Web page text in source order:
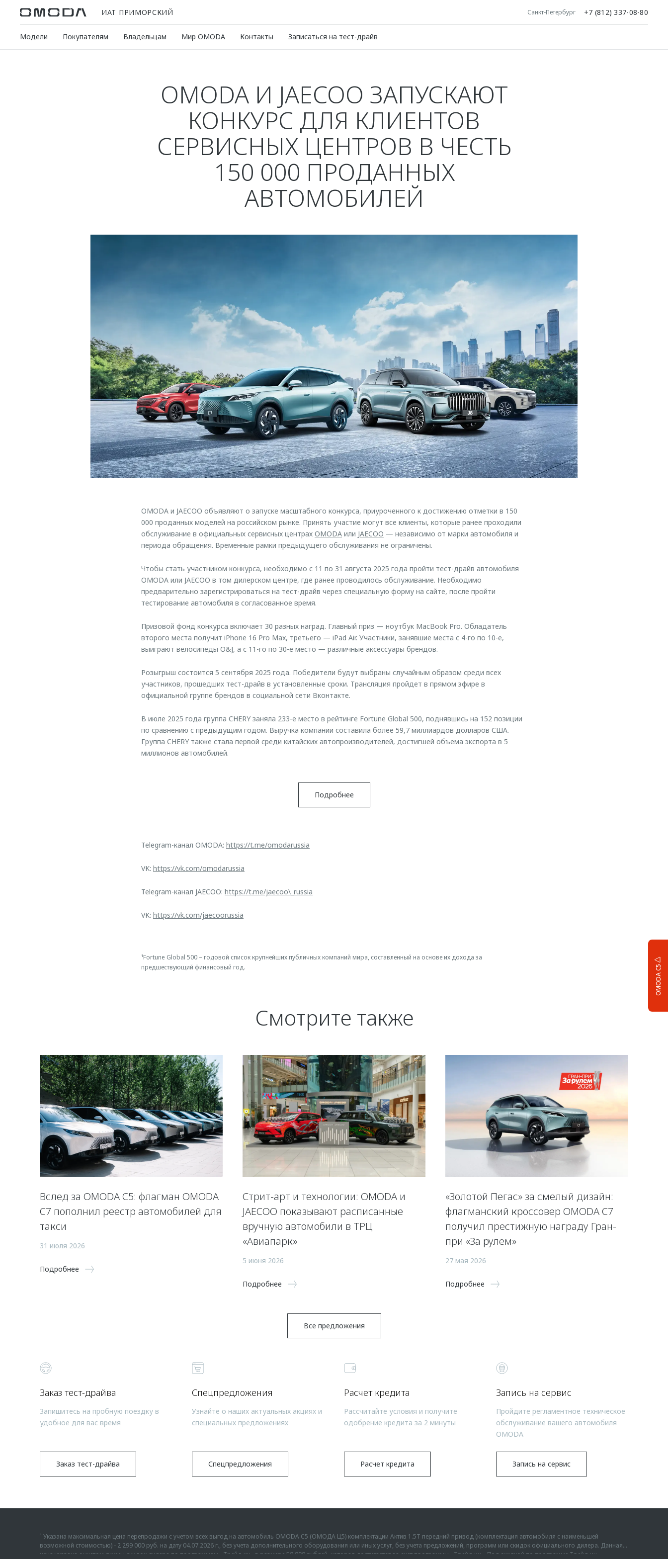
ИАТ ПРИМОРСКИЙ Санкт-Петербург +7 (812) 337-08-80
Модели Покупателям Владельцам Мир OMODA Контакты Записаться на тест-драйв
OMODA C5
OMODA И JAECOO ЗАПУСКАЮТ
КОНКУРС ДЛЯ КЛИЕНТОВ
СЕРВИСНЫХ ЦЕНТРОВ В ЧЕСТЬ
150 000 ПРОДАННЫХ
АВТОМОБИЛЕЙ
OMODA и JAECOO объявляют о запуске масштабного конкурса, приуроченного к достижению отметки в 150
000 проданных моделей на российском рынке. Принять участие могут все клиенты, которые ранее проходили
обслуживание в официальных сервисных центрах OMODA или JAECOO — независимо от марки автомобиля и
периода обращения. Временные рамки предыдущего обслуживания не ограничены.
Чтобы стать участником конкурса, необходимо с 11 по 31 августа 2025 года пройти тест-драйв автомобиля
OMODA или JAECOO в том дилерском центре, где ранее проводилось обслуживание. Необходимо
предварительно зарегистрироваться на тест-драйв через специальную форму на сайте, после пройти
тестирование автомобиля в согласованное время.
Призовой фонд конкурса включает 30 разных наград. Главный приз — ноутбук MacBook Pro. Обладатель
второго места получит iPhone 16 Pro Max, третьего — iPad Air. Участники, занявшие места с 4-го по 10-е,
выиграют велосипеды O&J, а с 11-го по 30-е место — различные аксессуары брендов.
Розыгрыш состоится 5 сентября 2025 года. Победители будут выбраны случайным образом среди всех
участников, прошедших тест-драйв в установленные сроки. Трансляция пройдет в прямом эфире в
официальной группе брендов в социальной сети Вконтакте.
В июле 2025 года группа CHERY заняла 233-е место в рейтинге Fortune Global 500, поднявшись на 152 позиции
по сравнению с предыдущим годом. Выручка компании составила более 59,7 миллиардов долларов США.
Группа CHERY также стала первой среди китайских автопроизводителей, достигшей объема экспорта в 5
миллионов автомобилей.
Подробнее
Telegram-канал OMODA: https://t.me/omodarussia
VK: https://vk.com/omodarussia
Telegram-канал JAECOO: https://t.me/jaecoo\_russia
VK: https://vk.com/jaecoorussia
¹Fortune Global 500 – годовой список крупнейших публичных компаний мира, составленный на основе их дохода за
предшествующий финансовый год.
Смотрите также
Вслед за OMODA C5: флагман OMODA
C7 пополнил реестр автомобилей для
такси
31 июля 2026
Подробнее
Стрит-арт и технологии: OMODA и
JAECOO показывают расписанные
вручную автомобили в ТРЦ
«Авиапарк»
5 июня 2026
Подробнее
«Золотой Пегас» за смелый дизайн:
флагманский кроссовер OMODA C7
получил престижную награду Гран-
при «За рулем»
27 мая 2026
Подробнее
Все предложения
Заказ тест-драйва
Запишитесь на пробную поездку в
удобное для вас время
Заказ тест-драйва
Спецпредложения
Узнайте о наших актуальных акциях и
специальных предложениях
Спецпредложения
Расчет кредита
Рассчитайте условия и получите
одобрение кредита за 2 минуты
Расчет кредита
Запись на сервис
Пройдите регламентное техническое
обслуживание вашего автомобиля
OMODA
Запись на сервис
¹ Указана максимальная цена перепродажи с учетом всех выгод на автомобиль OMODA C5 (ОМОДА Ц5) комплектации Актив 1.5Т передний привод (комплектация автомобиля с наименьшей
возможной стоимостью) - 2 299 000 руб. на дату 04.07.2026 г., без учета дополнительного оборудования или иных услуг, без учета предложений, программ или скидок официального дилера. Данная
цена указана с учетом суммы скидок дилера по программам «Трейд-ин» в размере 50 000 рублей, которая достигается за счет программы «Трейд-ин». Под скидкой по программе Трейд-ин